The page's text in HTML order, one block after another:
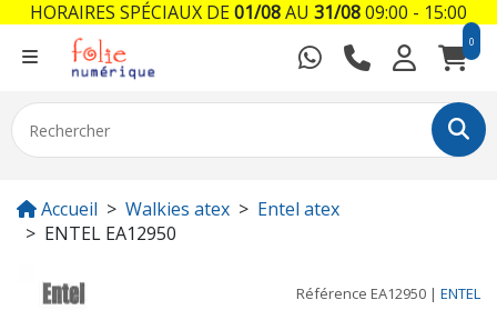
0
Accueil Walkies atex
Entel atex
ENTEL EA12950
Référence EA12950 | ENTEL
HORAIRES SPÉCIAUX DE01/08AU 31/0809:00 - 15:00